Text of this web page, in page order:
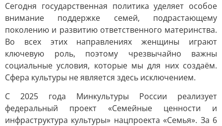
Сегодня государственная политика уделяет особое
внимание поддержке семей, подрастающему
поколению и развитию ответственного материнства.
Во всех этих направлениях женщины играют
ключевую роль, поэтому чрезвычайно важны
социальные условия, которые мы для них создаём.
Сфера культуры не является здесь исключением.
С 2025 года Минкультуры России реализует
федеральный проект «Семейные ценности и
инфраструктура культуры» нацпроекта «Семья». За 6